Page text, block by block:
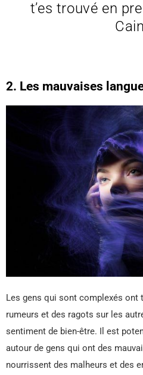
t’es trouvé en
2. Les mauvaises
Les gens qui sont complexés ont
rumeurs et des ragots sur les
sentiment de bien-être. Il est
autour de gens qui ont des
nourrissent des malheurs et des